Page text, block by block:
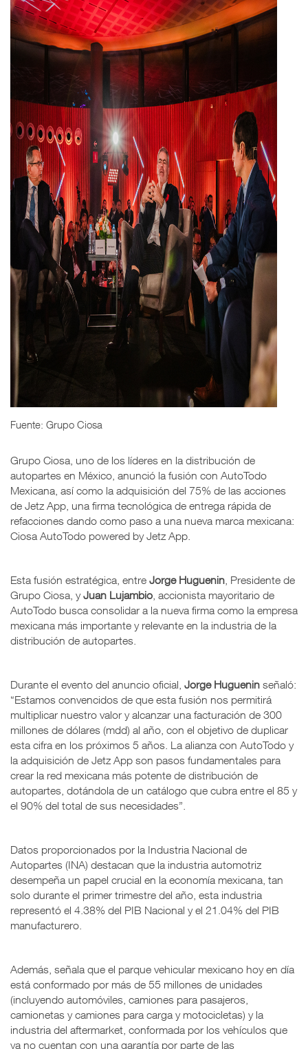
Fuente: Grupo Ciosa
Grupo Ciosa, uno de los líderes en la distribución de
autopartes en México, anunció la fusión con AutoTodo
Mexicana, así como la adquisición del 75% de las acciones
de Jetz App, una firma tecnológica de entrega rápida de
refacciones dando como paso a una nueva marca mexicana:
Ciosa AutoTodo powered by Jetz App.
Esta fusión estratégica, entre Jorge Huguenin , Presidente de
Grupo Ciosa, yJuan Lujambio , accionista mayoritario de
AutoTodo busca consolidar a la nueva firma como la empresa
mexicana más importante y relevante en la industria de la
distribución de autopartes.
Durante el evento del anuncio oficial, Jorge Huguenin señaló:
“Estamos convencidos de que esta fusión nos permitirá
multiplicar nuestro valor y alcanzar una facturación de 300
millones de dólares (mdd) al año, con el objetivo de duplicar
esta cifra en los próximos 5 años. La alianza con AutoTodo y
la adquisición de Jetz App son pasos fundamentales para
crear la red mexicana más potente de distribución de
autopartes, dotándola de un catálogo que cubra entre el 85 y
el 90% del total de sus necesidades”.
Datos proporcionados por la Industria Nacional de
Autopartes (INA) destacan que la industria automotriz
desempeña un papel crucial en la economía mexicana, tan
solo durante el primer trimestre del año, esta industria
representó el 4.38% del PIB Nacional y el 21.04% del PIB
manufacturero.
Además, señala que el parque vehicular mexicano hoy en día
está conformado por más de 55 millones de unidades
(incluyendo automóviles, camiones para pasajeros,
camionetas y camiones para carga y motocicletas) y la
industria del aftermarket, conformada por los vehículos que
ya no cuentan con una garantía por parte de las